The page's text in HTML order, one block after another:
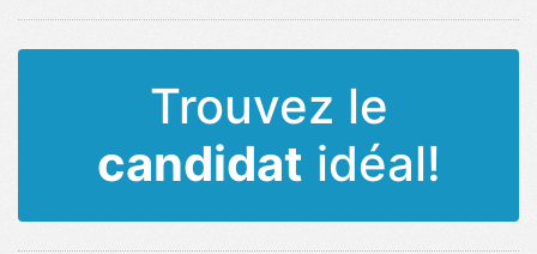
Trouvez le
candidat idéal!